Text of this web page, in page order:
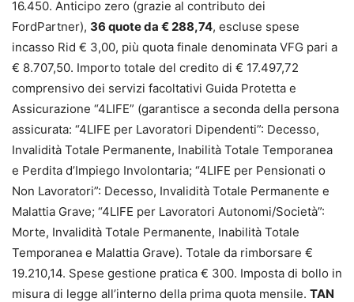
16.450. Anticipo zero (grazie al contributo dei
FordPartner), 36 quote da € 288,74, escluse spese
incasso Rid € 3,00, più quota finale denominata VFG pari a
€ 8.707,50. Importo totale del credito di € 17.497,72
comprensivo dei servizi facoltativi Guida Protetta e
Assicurazione “4LIFE” (garantisce a seconda della persona
assicurata: “4LIFE per Lavoratori Dipendenti”: Decesso,
Invalidità Totale Permanente, Inabilità Totale Temporanea
e Perdita d’Impiego Involontaria; “4LIFE per Pensionati o
Non Lavoratori”: Decesso, Invalidità Totale Permanente e
Malattia Grave; “4LIFE per Lavoratori Autonomi/Società”:
Morte, Invalidità Totale Permanente, Inabilità Totale
Temporanea e Malattia Grave). Totale da rimborsare €
19.210,14. Spese gestione pratica € 300. Imposta di bollo in
misura di legge all’interno della prima quota mensile. TAN